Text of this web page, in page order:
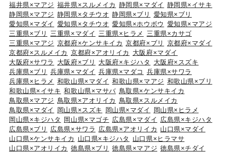
福井県×マアジ 福井県×スルメイカ 静岡県×マダイ 静岡県×イサキ
静岡県×マアジ 静岡県×タチウオ 静岡県×ブリ
愛知県×ブリ
愛知県×マダイ 愛知県×タチウオ 愛知県×ホウボウ 愛知県×マアジ
三重県×ブリ
三重県×マダイ 三重県×ヒラメ
三重県×カサゴ
三重県×マアジ 京都府×ケンサキイカ 京都府×ブリ
京都府×マダイ
京都府×スルメイカ 京都府×アオリイカ
大阪府×マダイ
大阪府×サワラ
大阪府×ブリ 大阪府×キジハタ
大阪府×スズキ
兵庫県×ブリ
兵庫県×マダイ 兵庫県×マダコ
兵庫県×サワラ
兵庫県×ヒラメ 和歌山県×マダイ 和歌山県×マアジ 和歌山県×ブリ
和歌山県×イサキ 和歌山県×マサバ 鳥取県×ケンサキイカ
鳥取県×マアジ 鳥取県×アオリイカ 鳥取県×スルメイカ
鳥取県×マダイ
岡山県×スズキ 岡山県×マダイ
岡山県×ヒラメ
岡山県×キジハタ
岡山県×マゴチ 広島県×マダイ 広島県×キジハタ
広島県×ブリ
広島県×サワラ 広島県×アオリイカ 山口県×マダイ
山口県×ケンサキイカ
山口県×キジハタ
山口県×ヒラマサ
山口県×アオリイカ 徳島県×ブリ 徳島県×マアジ 徳島県×チダイ